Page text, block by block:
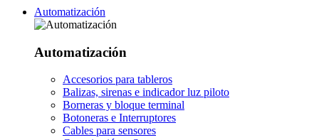
Automatización
Automatización
Accesorios para tableros
Balizas, sirenas e indicador luz piloto
Borneras y bloque terminal
Botoneras e Interruptores
Cables para sensores